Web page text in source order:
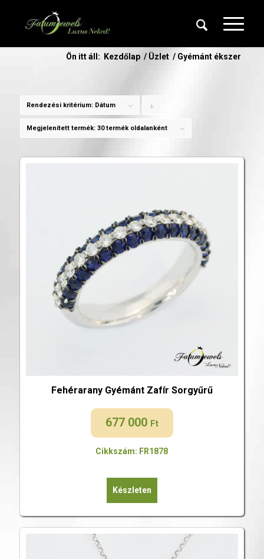
Ön itt áll: Kezdőlap / Üzlet / Gyémánt ékszer
Rendezési kritérium: Dátum
products
Megjelenített termék: 30 termék oldalanként
Fehérarany Gyémánt Zafír Sorgyűrű
677 000 Ft
Cikkszám: FR1878
Készleten